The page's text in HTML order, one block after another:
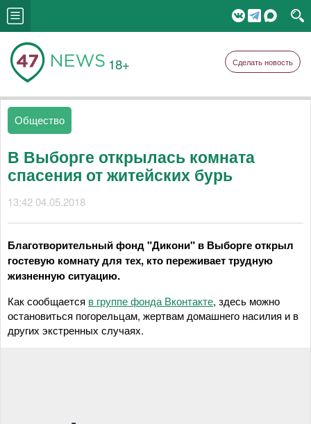
18+ Сделать новость
Общество
В Выборге открылась комната
спасения от житейских бурь
13:42 04.05.2018
Благотворительный фонд "Дикони" в Выборге открыл
гостевую комнату для тех, кто переживает трудную
жизненную ситуацию.
Как сообщается в группе фонда Вконтакте, здесь можно
остановиться погорельцам, жертвам домашнего насилия и в
других экстренных случаях.